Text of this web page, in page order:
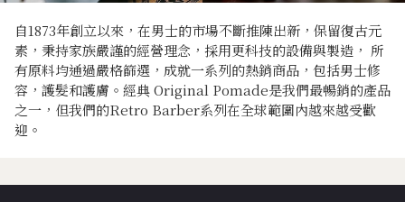
自1873年創立以來，在男士的市場不斷推陳出新，保留復古元
素，秉持家族嚴謹的經營理念，採用更科技的設備與製造， 所
有原料均通過嚴格篩選，成就一系列的熱銷商品，包括男士修
容，護髮和護膚。經典 Original Pomade是我們最暢銷的產品
之一，但我們的Retro Barber系列在全球範圍內越來越受歡
迎。